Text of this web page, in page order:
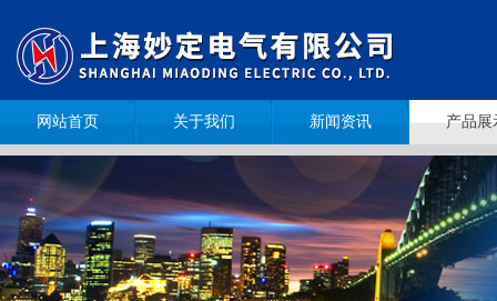
网站首页 关于我们 新闻资讯 产品展